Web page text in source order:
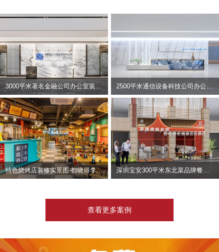
2500平米通信设备科技公司办公室设计 | 宇泰科技
特色烧烤店装修实景图-都晓得李不管
查看更多案例